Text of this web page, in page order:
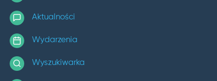
Aktualności
Wydarzenia
Wyszukiwarka